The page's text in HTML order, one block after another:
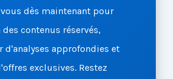
dès maintenant pour
des contenus réservés,
d'analyses approfondies et
exclusives. Restez